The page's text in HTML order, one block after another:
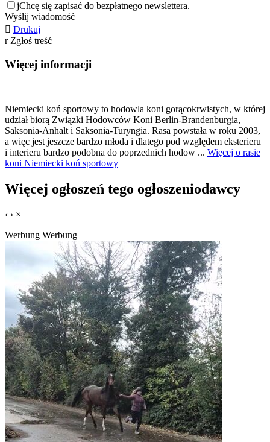
jChcę się zapisać do bezpłatnego newslettera.
Wyślij wiadomość
 Drukuj
r Zgłoś treść
Więcej informacji
Niemiecki koń sportowy to hodowla koni gorącokrwistych, w której
udział biorą Związki Hodowców Koni Berlin-Brandenburgia,
Saksonia-Anhalt i Saksonia-Turyngia. Rasa powstała w roku 2003,
a więc jest jeszcze bardzo młoda i dlatego pod względem eksterieru
i interieru bardzo podobna do poprzednich hodow ... Więcej o rasie
koni Niemiecki koń sportowy
Więcej ogłoszeń tego ogłoszeniodawcy
‹ › ×
Werbung Werbung